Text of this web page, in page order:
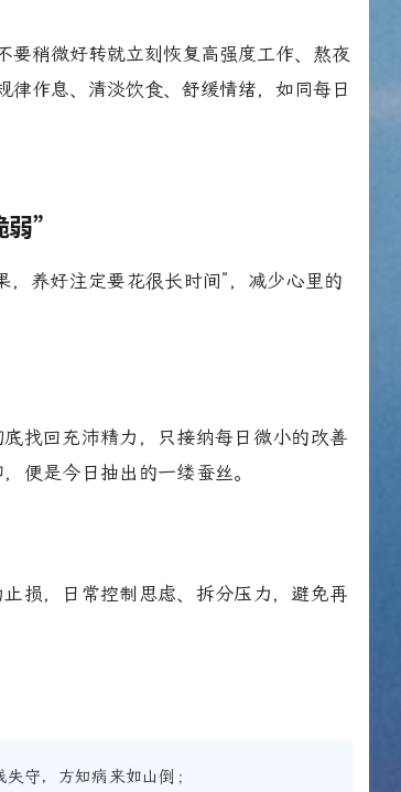
要稍微好转就立刻恢复高强度工作、熬夜
律作息、清淡饮食、舒缓情绪，如同每日
”
养好注定要花很长时间”，减少心里的
找回充沛精力，只接纳每日微小的改善
便是今日抽出的一缕蚕丝。
损，日常控制思虑、拆分压力，避免再
守，方知病来如山倒；